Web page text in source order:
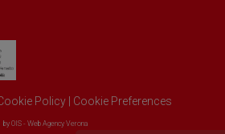
Policy | Cookie Preferences
by OIS - Web Agency Verona